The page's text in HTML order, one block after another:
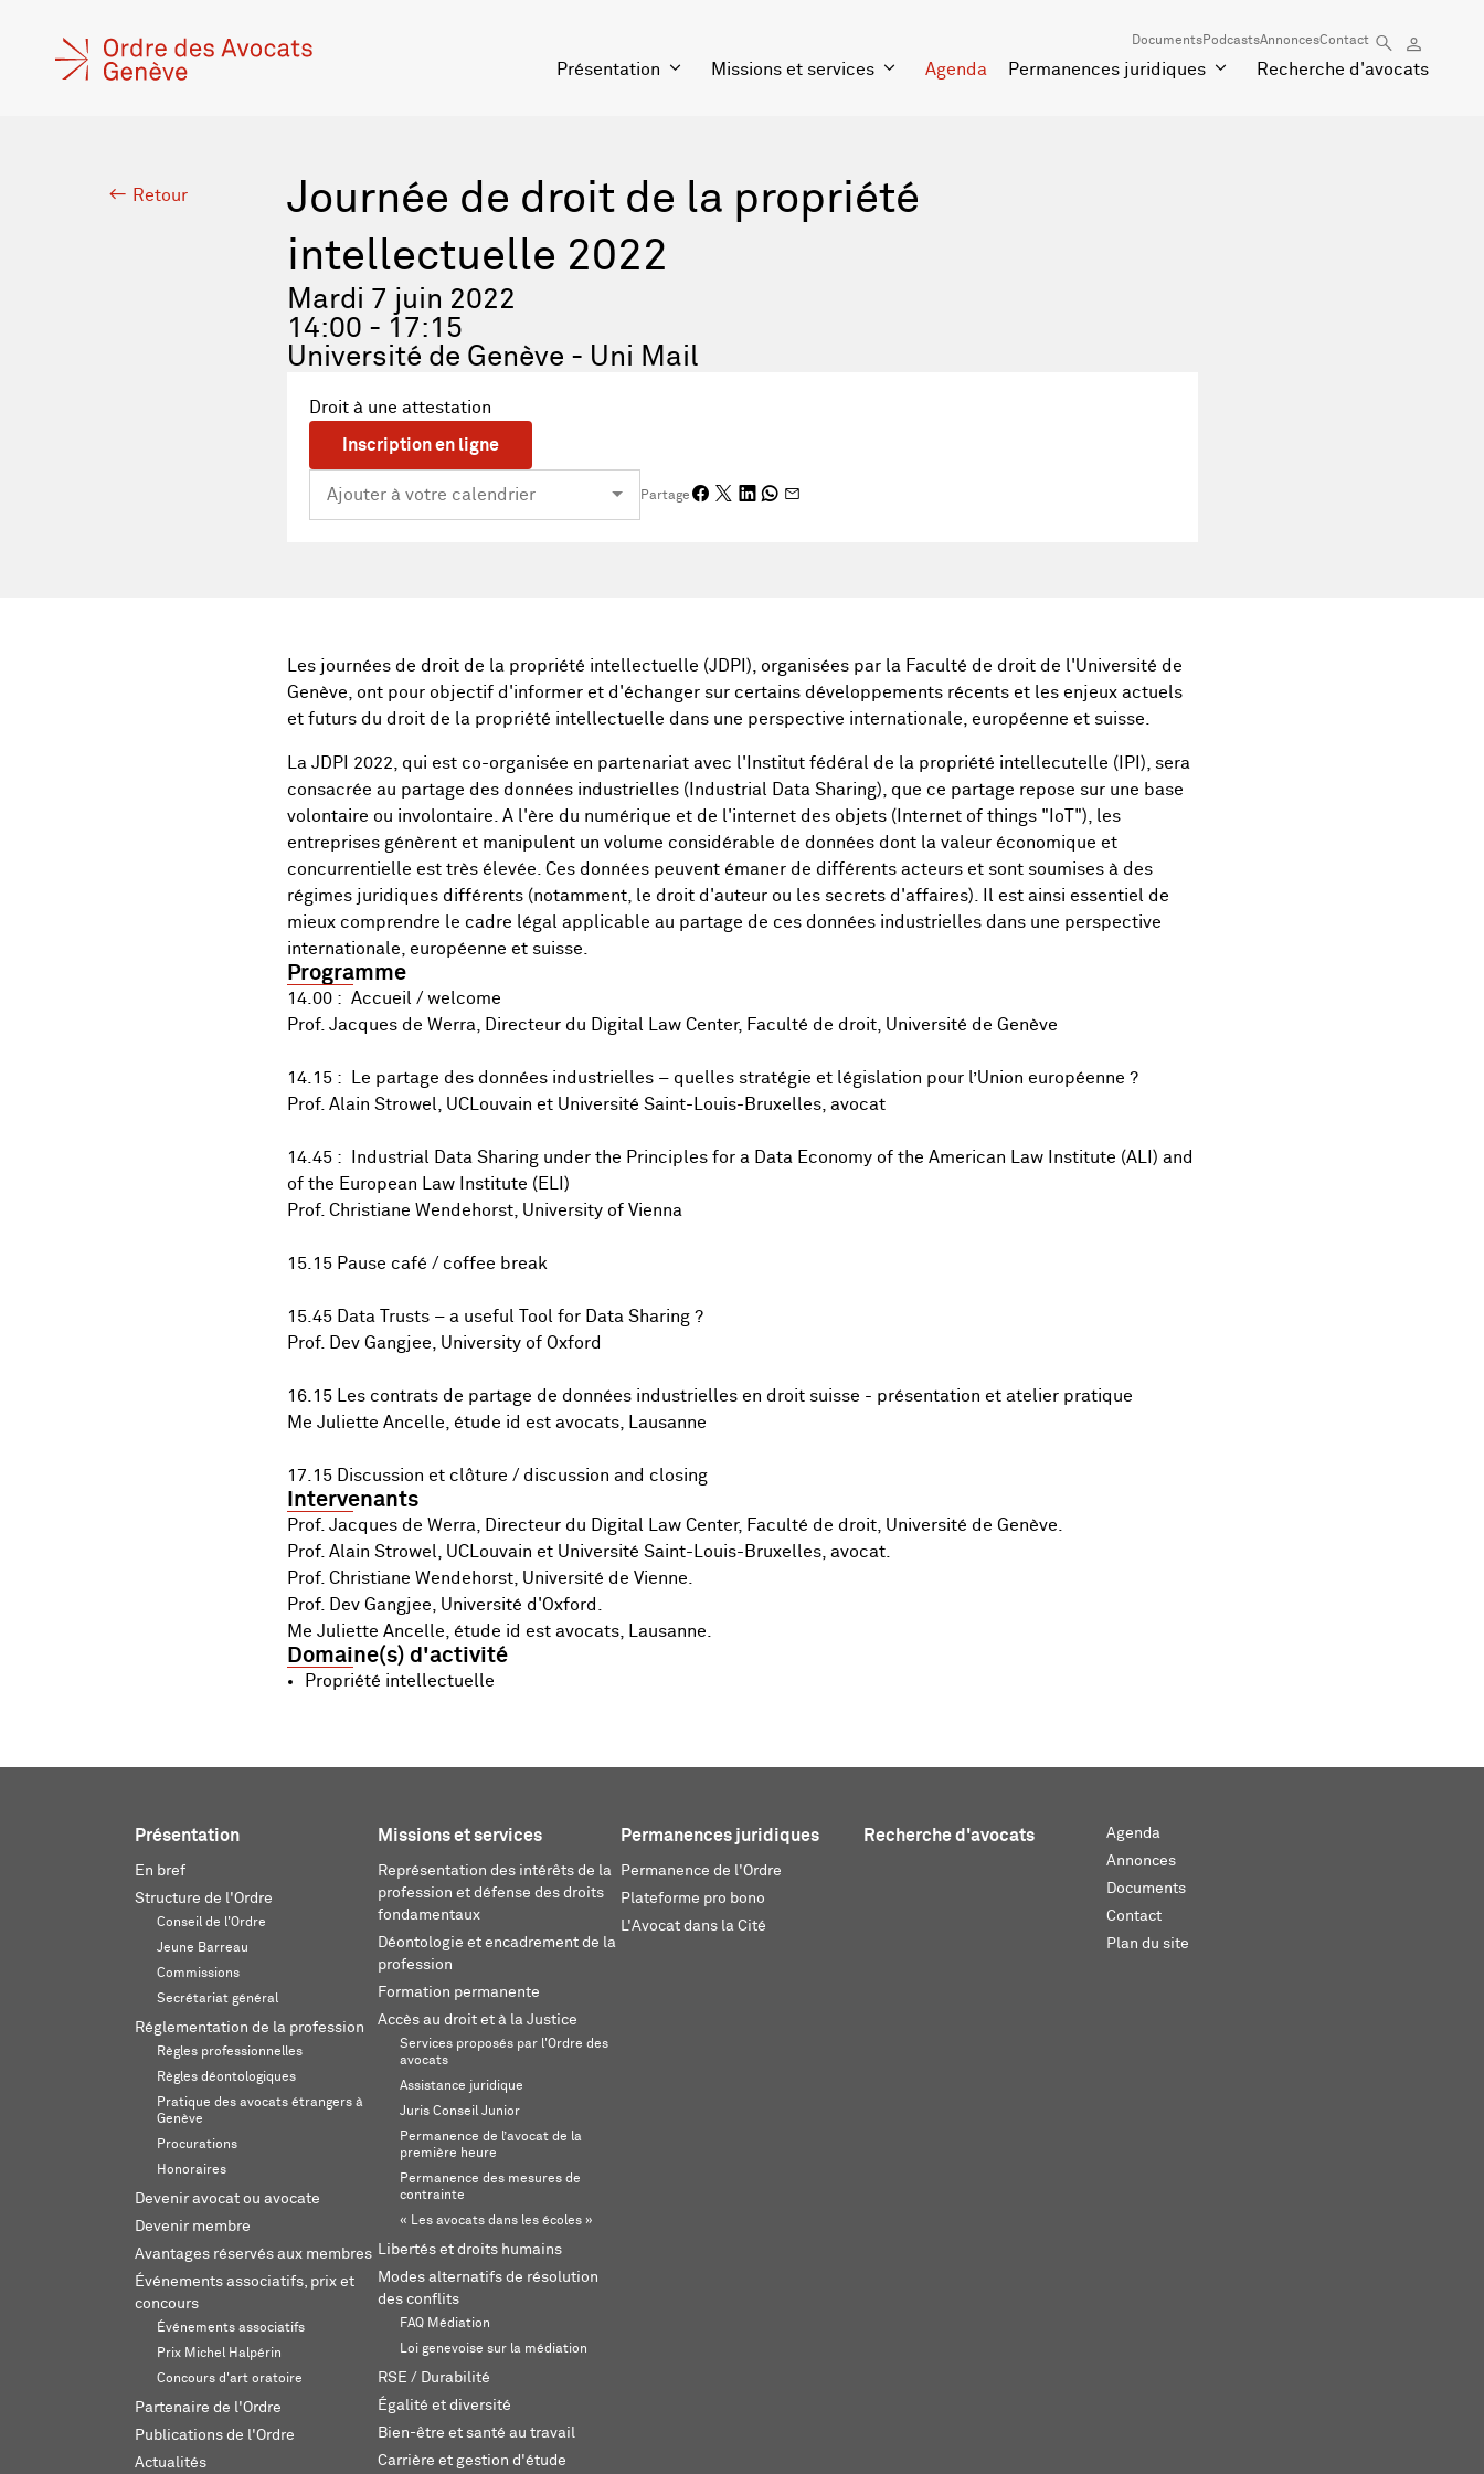
DocumentsPodcastsAnnoncesContact
Présentation Missions et services Agenda Permanences juridiques Recherche d'avocats
Retour
Journée de droit de la propriété
intellectuelle 2022
Mardi 7 juin 2022
14:00 - 17:15
Université de Genève - Uni Mail
Droit à une attestation
Inscription en ligne
Partage
Les journées de droit de la propriété intellectuelle (JDPI), organisées par la Faculté de droit de l'Université de
Genève, ont pour objectif d'informer et d'échanger sur certains développements récents et les enjeux actuels
et futurs du droit de la propriété intellectuelle dans une perspective internationale, européenne et suisse.
La JDPI 2022, qui est co-organisée en partenariat avec l'Institut fédéral de la propriété intellecutelle (IPI), sera
consacrée au partage des données industrielles (Industrial Data Sharing), que ce partage repose sur une base
volontaire ou involontaire. A l'ère du numérique et de l'internet des objets (Internet of things "IoT"), les
entreprises génèrent et manipulent un volume considérable de données dont la valeur économique et
concurrentielle est très élevée. Ces données peuvent émaner de différents acteurs et sont soumises à des
régimes juridiques différents (notamment, le droit d'auteur ou les secrets d'affaires). Il est ainsi essentiel de
mieux comprendre le cadre légal applicable au partage de ces données industrielles dans une perspective
internationale, européenne et suisse.
Programme
14.00 : Accueil / welcome
Prof. Jacques de Werra, Directeur du Digital Law Center, Faculté de droit, Université de Genève
14.15 : Le partage des données industrielles – quelles stratégie et législation pour l’Union européenne ?
Prof. Alain Strowel, UCLouvain et Université Saint-Louis-Bruxelles, avocat
14.45 : Industrial Data Sharing under the Principles for a Data Economy of the American Law Institute (ALI) and
of the European Law Institute (ELI)
Prof. Christiane Wendehorst, University of Vienna
15.15 Pause café / coffee break
15.45 Data Trusts – a useful Tool for Data Sharing ?
Prof. Dev Gangjee, University of Oxford
16.15 Les contrats de partage de données industrielles en droit suisse - présentation et atelier pratique
Me Juliette Ancelle, étude id est avocats, Lausanne
17.15 Discussion et clôture / discussion and closing
Intervenants
Prof. Jacques de Werra, Directeur du Digital Law Center, Faculté de droit, Université de Genève.
Prof. Alain Strowel, UCLouvain et Université Saint-Louis-Bruxelles, avocat.
Prof. Christiane Wendehorst, Université de Vienne.
Prof. Dev Gangjee, Université d'Oxford.
Me Juliette Ancelle, étude id est avocats, Lausanne.
Domaine(s) d'activité
Propriété intellectuelle
Présentation
En bref
Structure de l'Ordre
Conseil de l'Ordre
Jeune Barreau
Commissions
Secrétariat général
Réglementation de la profession
Règles professionnelles
Règles déontologiques
Pratique des avocats étrangers à
Genève
Procurations
Honoraires
Devenir avocat ou avocate
Devenir membre
Avantages réservés aux membres
Événements associatifs, prix et
concours
Événements associatifs
Prix Michel Halpérin
Concours d'art oratoire
Partenaire de l'Ordre
Publications de l'Ordre
Actualités
Missions et services
Représentation des intérêts de la
profession et défense des droits
fondamentaux
Déontologie et encadrement de la
profession
Formation permanente
Accès au droit et à la Justice
Services proposés par l'Ordre des
avocats
Assistance juridique
Juris Conseil Junior
Permanence de l’avocat de la
première heure
Permanence des mesures de
contrainte
« Les avocats dans les écoles »
Libertés et droits humains
Modes alternatifs de résolution
des conflits
FAQ Médiation
Loi genevoise sur la médiation
RSE / Durabilité
Égalité et diversité
Bien-être et santé au travail
Carrière et gestion d'étude
Permanences juridiques
Permanence de l'Ordre
Plateforme pro bono
L'Avocat dans la Cité
Recherche d'avocats
Agenda
Annonces
Documents
Contact
Plan du site